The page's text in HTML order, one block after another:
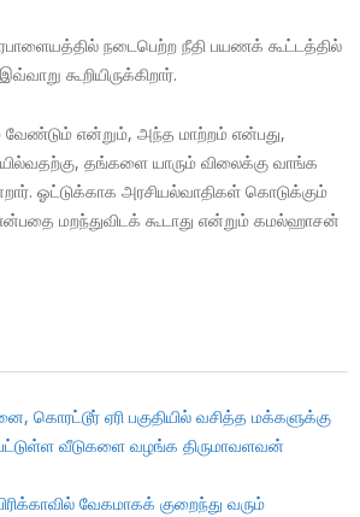
நடைபெற்ற நீதி பயணக் கூட்டத்தில்
கூறியிருக்கிறார்.
வேண்டும் என்றும், அந்த மாற்றம் என்பது,
தங்களை யாரும் விலைக்கு வாங்க
ஓட்டுக்காக அரசியல்வாதிகள் கொடுக்கும்
மறந்துவிடக் கூடாது என்றும் கமல்ஹாசன்
கொரட்டூர் ஏரி பகுதியில் வசித்த மக்களுக்கு
வீடுகளை வழங்க திருமாவளவன்
வேகமாகக் குறைந்து வரும்